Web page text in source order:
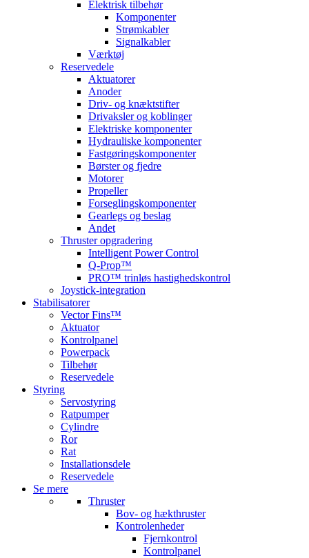
Elektrisk tilbehør
Komponenter
Strømkabler
Signalkabler
Værktøj
Reservedele
Aktuatorer
Anoder
Driv- og knæktstifter
Drivaksler og koblinger
Elektriske komponenter
Hydrauliske komponenter
Fastgøringskomponenter
Børster og fjedre
Motorer
Propeller
Forseglingskomponenter
Gearlegs og beslag
Andet
Thruster opgradering
Intelligent Power Control
Q-Prop™
PRO™ trinløs hastighedskontrol
Joystick-integration
Stabilisatorer
Vector Fins™
Aktuator
Kontrolpanel
Powerpack
Tilbehør
Reservedele
Styring
Servostyring
Ratpumper
Cylindre
Ror
Rat
Installationsdele
Reservedele
Se mere
Thruster
Bov- og hækthruster
Kontrolenheder
Fjernkontrol
Kontrolpanel